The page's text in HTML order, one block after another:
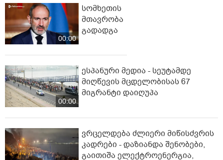
00:00
სომხეთის
მთავრობა
გადადგა
00:00
ესპანური მედია - სეუტამდე
მიღწევის მცდელობისას 67
მიგრანტი დაიღუპა
ვრცელდება ძლიერი მიწისძვრის
კადრები - დაზიანდა შენობები,
გაითიშა ელექტროენერგია,